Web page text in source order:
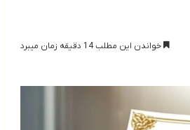
خواندن این مطلب 14 دقیقه زمان میبرد